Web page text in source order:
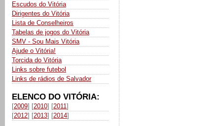
Escudos do Vitória
Dirigentes do Vitória
Lista de Conselheiros
Tabelas de jogos do Vitória
SMV - Sou Mais Vitória
Ajude o Vitória!
Torcida do Vitória
Links sobre futebol
Links de rádios de Salvador
ELENCO DO VITÓRIA:
[2009] [2010] [2011]
[2012] [2013] [2014]